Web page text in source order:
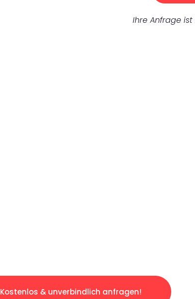
Ihre Anfrage ist
Kostenlos & unverbindlich anfragen!